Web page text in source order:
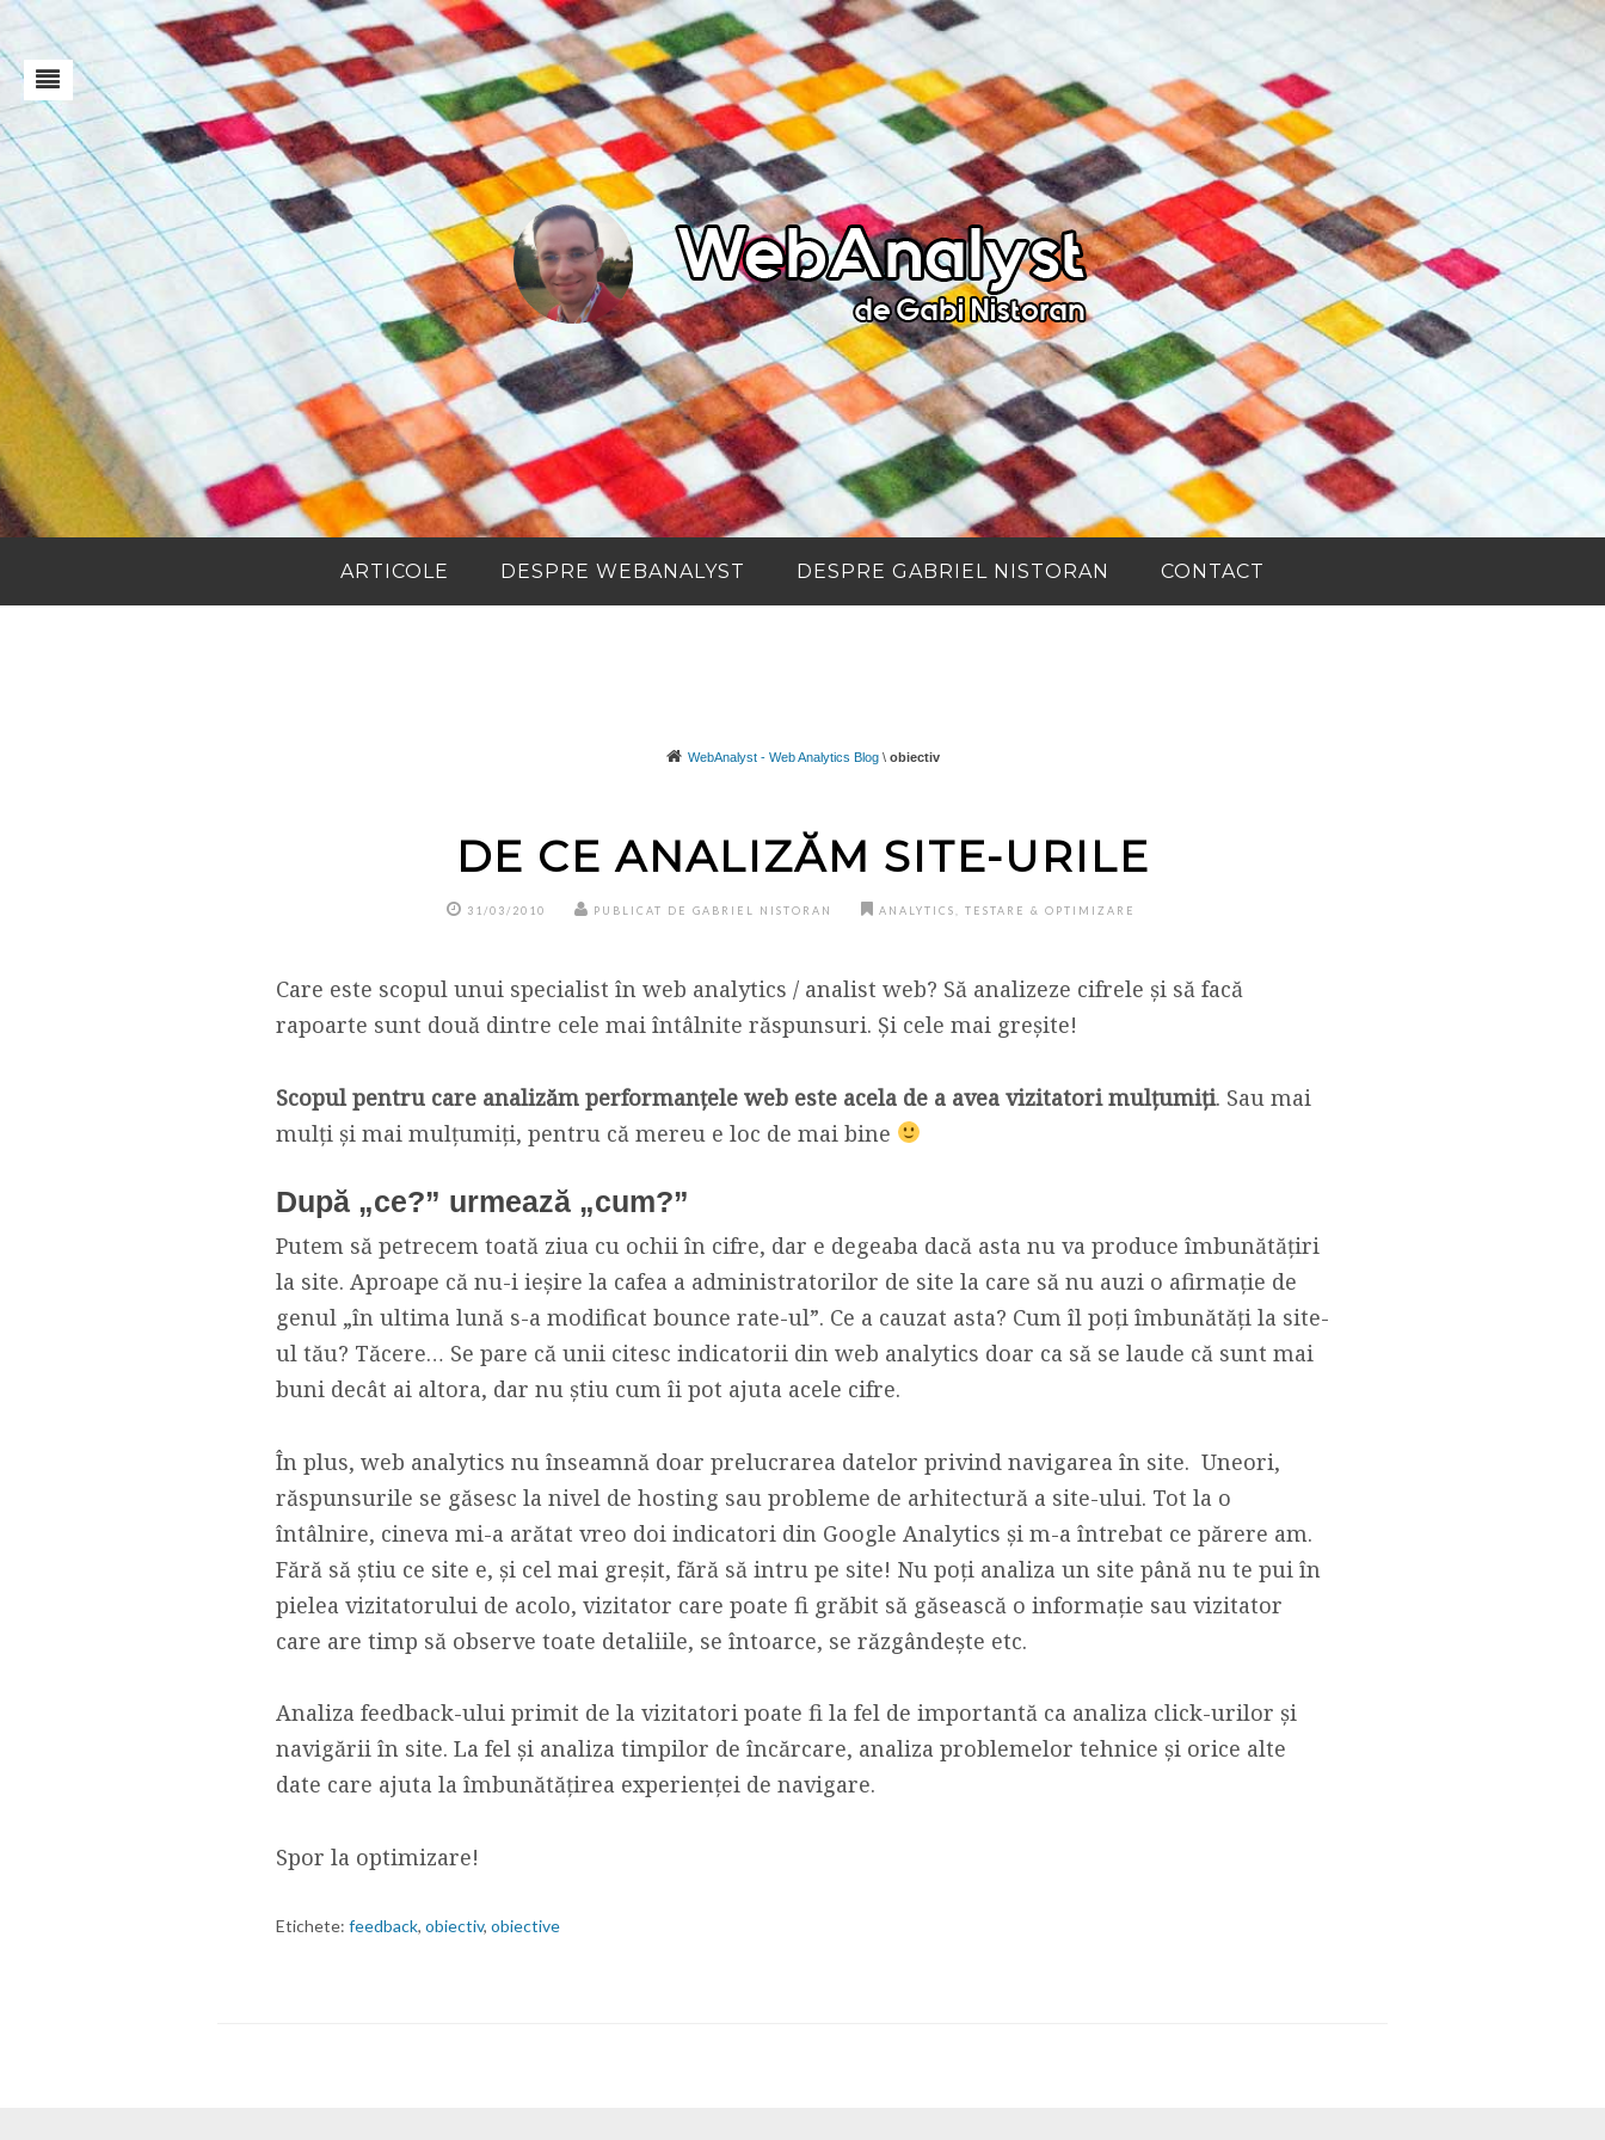
ARTICOLE DESPRE WEBANALYST DESPRE GABRIEL NISTORAN CONTACT
WebAnalyst - Web Analytics Blog\ obiectiv
DE CE ANALIZĂM SITE-URILE
31/03/2010 PUBLICAT DE GABRIEL NISTORAN ANALYTICS TESTARE & OPTIMIZARE
Care este scopul unui specialist în web analytics / analist web? Să analizeze cifrele și să facă
rapoarte sunt două dintre cele mai întâlnite răspunsuri. Și cele mai greșite!
Scopul pentru care analizăm performanțele web este acela de a avea vizitatori mulțumiți. Sau mai
mulți și mai mulțumiți, pentru că mereu e loc de mai bine
După „ce?” urmează „cum?”
Putem să petrecem toată ziua cu ochii în cifre, dar e degeaba dacă asta nu va produce îmbunătățiri
la site. Aproape că nu-i ieșire la cafea a administratorilor de site la care să nu auzi o afirmație de
genul „în ultima lună s-a modificat bounce rate-ul”. Ce a cauzat asta? Cum îl poți îmbunătăți la site-
ul tău? Tăcere… Se pare că unii citesc indicatorii din web analytics doar ca să se laude că sunt mai
buni decât ai altora, dar nu știu cum îi pot ajuta acele cifre.
În plus, web analytics nu înseamnă doar prelucrarea datelor privind navigarea în site. Uneori,
răspunsurile se găsesc la nivel de hosting sau probleme de arhitectură a site-ului. Tot la o
întâlnire, cineva mi-a arătat vreo doi indicatori din Google Analytics și m-a întrebat ce părere am.
Fără să știu ce site e, și cel mai greșit, fără să intru pe site! Nu poți analiza un site până nu te pui în
pielea vizitatorului de acolo, vizitator care poate fi grăbit să găsească o informație sau vizitator
care are timp să observe toate detaliile, se întoarce, se răzgândește etc.
Analiza feedback-ului primit de la vizitatori poate fi la fel de importantă ca analiza click-urilor și
navigării în site. La fel și analiza timpilor de încărcare, analiza problemelor tehnice și orice alte
date care ajuta la îmbunătățirea experienței de navigare.
Spor la optimizare!
Etichete: feedback, obiectiv, obiective